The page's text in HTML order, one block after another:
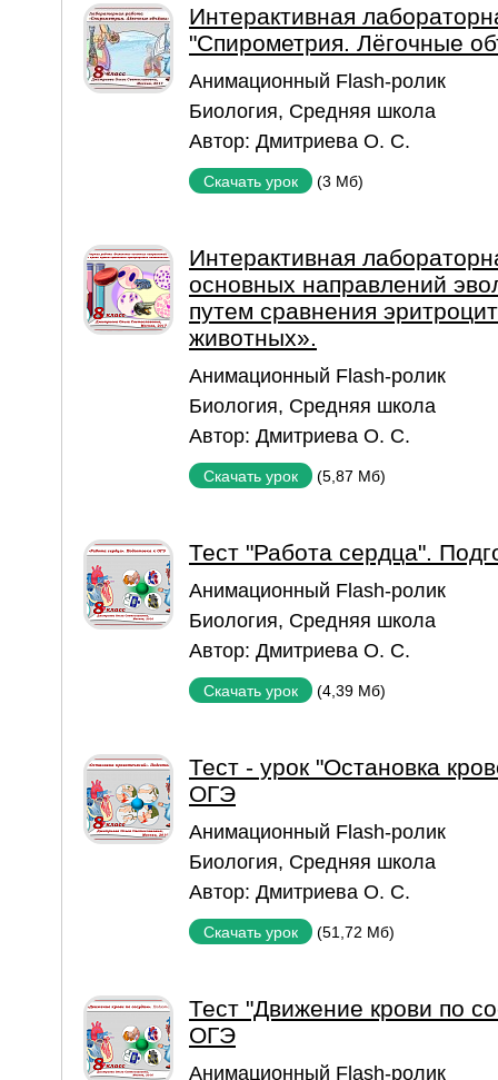
Интерактивная
"Спирометрия. Лёгочные
Aнимационный Flash-ролик
Биология, Средняя школа
Автор: Дмитриева О. С.
Скачать урок (3 Мб)
Интерактивная
основных направлений
путем сравнения
животных».
Aнимационный Flash-ролик
Биология, Средняя школа
Автор: Дмитриева О. С.
Скачать урок (5,87 Мб)
Тест "Работа сердца".
Aнимационный Flash-ролик
Биология, Средняя школа
Автор: Дмитриева О. С.
Скачать урок (4,39 Мб)
Тест - урок "Остановка
ОГЭ
Aнимационный Flash-ролик
Биология, Средняя школа
Автор: Дмитриева О. С.
Скачать урок (51,72 Мб)
Тест "Движение крови по
ОГЭ
Aнимационный Flash-ролик